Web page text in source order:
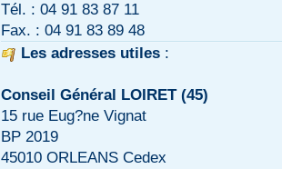
Tél. : 04 91 83 87 11
Fax. : 04 91 83 89 48
Les adresses utiles :
Conseil Général LOIRET (45)
15 rue Eug?ne Vignat
BP 2019
45010 ORLEANS Cedex